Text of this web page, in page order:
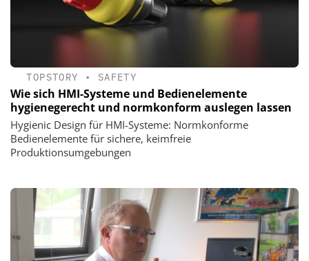
TOPSTORY • SAFETY
Wie sich HMI-Systeme und Bedienelemente
hygienegerecht und normkonform auslegen lassen
Hygienic Design für HMI-Systeme: Normkonforme
Bedienelemente für sichere, keimfreie
Produktionsumgebungen